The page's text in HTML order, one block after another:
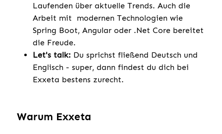
Laufenden über aktuelle Trends. Auch die
Arbeit mit modernen Technologien wie
Spring Boot, Angular oder .Net Core bereitet
die Freude.
Let's talk: Du sprichst fließend Deutsch und
Englisch - super, dann findest du dich bei
Exxeta bestens zurecht.
Warum Exxeta